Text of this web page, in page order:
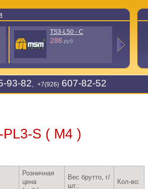
TS3-L50 - C
288 руб.
93-82, +7(926) 607-82-52
PL3-S ( М4 )
Розничная
цена
Вес брутто, г/
шт.:
Кол-во: